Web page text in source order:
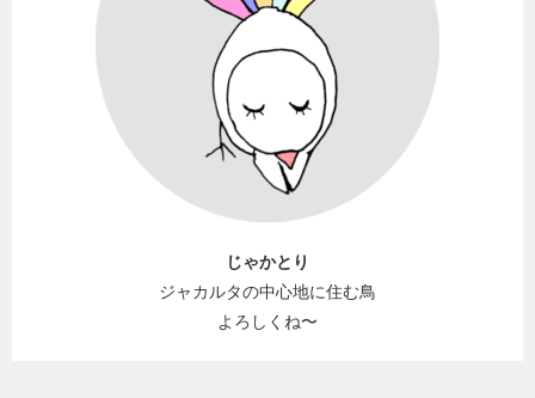
じゃかとり
ジャカルタの中心地に住む鳥
よろしくね〜